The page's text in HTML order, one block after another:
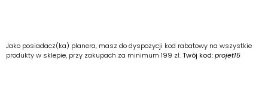
1.1. całkiem 2. wystarczająco 3. — les deux
sens sont possibles selon le contexte 2.
Jako posiadacz(ka) planera, masz do dyspozycji kod rabatowy na wszystkie
produkty w sklepie, przy zakupach za minimum 199 zł.Twój kod:projet15